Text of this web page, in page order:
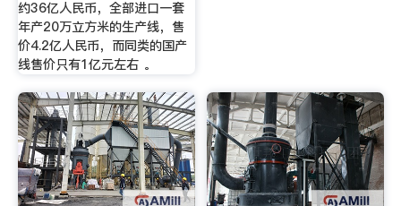
约36亿人民币，全部进口一套
年产20万立方米的生产线，售
价4.2亿人民币，而同类的国产
线售价只有1亿元左右 。